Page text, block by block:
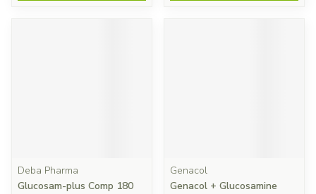
Deba Pharma
Glucosam-plus Comp 180
Genacol
Genacol + Glucosamine